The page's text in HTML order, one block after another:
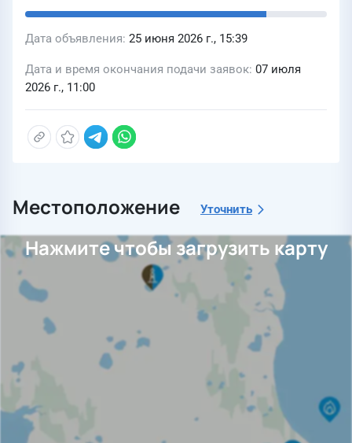
Дата объявления 25 июня 2026 г., 15:39
Дата и время окончания подачи заявок 07 июля
2026 г., 11:00
Местоположение Уточнить
Нажмите чтобы загрузить карту